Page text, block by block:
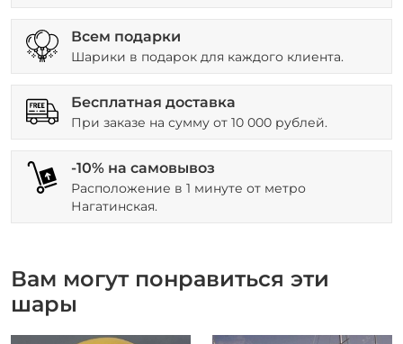
Всем подарки
Шарики в подарок для каждого клиента.
Бесплатная доставка
При заказе на сумму от 10 000 рублей.
-10% на самовывоз
Расположение в 1 минуте от метро
Нагатинская.
Вам могут понравиться эти
шары